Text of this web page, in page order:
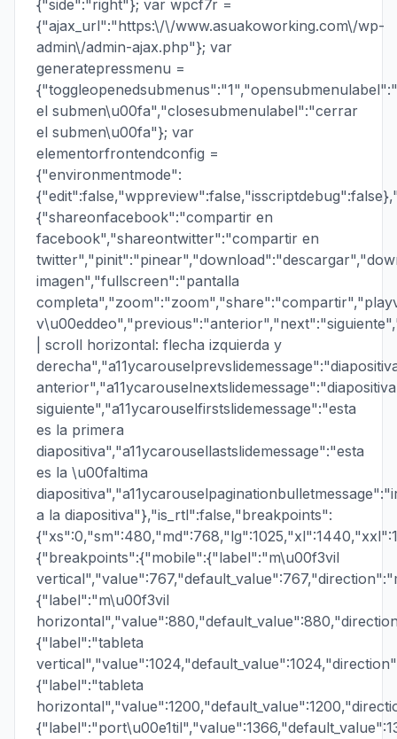
{"side":"right"}; var wpcf7r =
{"ajax_url":"https:\/\/www.asuakoworking.com\/wp-
admin\/admin-ajax.php"}; var
generatepressmenu =
el submen\u00fa","closesubmenulabel":"cerrar
el submen\u00fa"}; var
elementorfrontendconfig =
{"environmentmode":
{"shareonfacebook":"compartir en
facebook","shareontwitter":"compartir en
imagen","fullscreen":"pantalla
| scroll horizontal: flecha izquierda y
anterior","a11ycarouselnextslidemessage":"diapositiva
siguiente","a11ycarouselfirstslidemessage":"esta
es la primera
diapositiva","a11ycarousellastslidemessage":"esta
es la \u00faltima
a la diapositiva"},"is_rtl":false,"breakpoints":
{"breakpoints":{"mobile":{"label":"m\u00f3vil
{"label":"m\u00f3vil
{"label":"tableta
{"label":"tableta